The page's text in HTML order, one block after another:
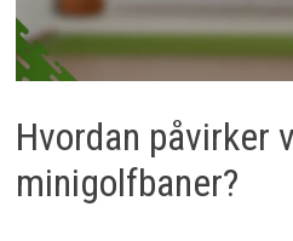
Hvordan
minigolfbaner?